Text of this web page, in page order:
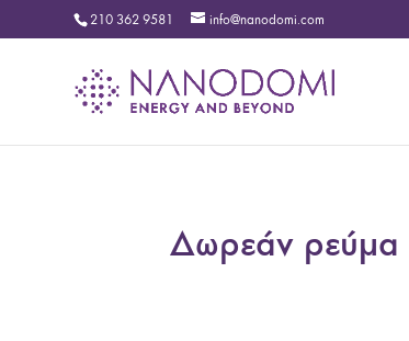
210 362 9581 info@nanodomi.com
Δωρεάν ρεύμα